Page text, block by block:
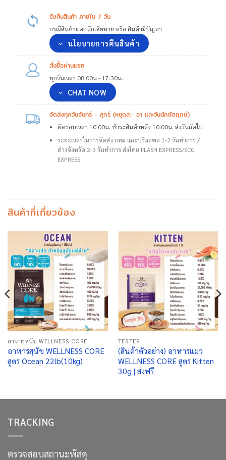
รับคืนสินค้า ภายใน 7 วัน
กรณีสินค้าแตกหักเสียหาย หรือ สินค้ามีปัญหา
นโยบายการคืนสินค้า
สั่งซื้อผ่านแชท
ทุกวันเวลา 08.00น - 17.30น.
CHAT NOW
จัดส่งทุกวันจันทร์ - ศุกร์ (หยุดส.- อา และวันนักขัตฤกษ์)
ตัดรอบเวลา 10.00น. ชำระสินค้าหลัง 10.00น. ส่งวันถัดไป
ระยะเวลาในการจัดส่ง กทม และปริมลฑล 1-2 วันทำการ /
ต่างจังหวัด 2-3 วันทำการ ส่งโดย FLASH EXPRESS/SCG
EXPRESS
สินค้าที่เกี่ยวข้อง
อาหารสุนัข WELLNESS CORE
อาหารสุนัข WELLNESS CORE
สูตร Ocean 22lb(10kg)
TESTER
(สินค้าตัวอย่าง) อาหารแมว
WELLNESS CORE สูตร Kitten
30g | ส่งฟรี
TRACKING
ตรวจสอบสถานะพัสดุ